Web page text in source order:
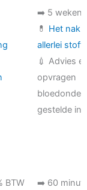
Tijdsduur
➡️ 5 weken
💊 Het
allerlei
💉 Advies
opvragen
gestelde
BTW ➡️ 60